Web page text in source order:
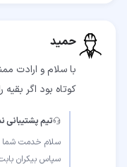
حمید
با سلام و ارادت
کوتاه بود اگر
تیم پشتیبانی
سپاس بیکران